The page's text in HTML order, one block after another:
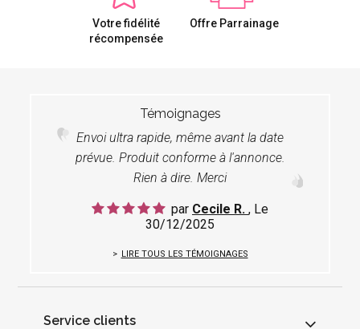
Votre fidélité
récompensée
Offre Parrainage
Témoignages
Envoi ultra rapide, même avant la date
prévue. Produit conforme à l'annonce.
Rien à dire. Merci
par Cecile R. , Le
30/12/2025
LIRE TOUS LES TÉMOIGNAGES
Service clients